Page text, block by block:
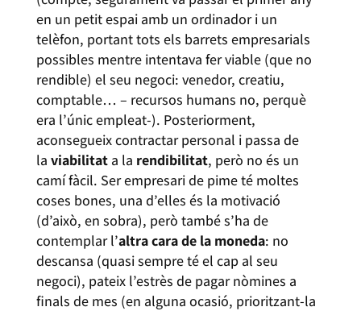
en un petit espai amb un ordinador i un
telèfon, portant tots els barrets empresarials
possibles mentre intentava fer viable (que no
rendible) el seu negoci: venedor, creatiu,
comptable… – recursos humans no, perquè
era l’únic empleat-). Posteriorment,
aconsegueix contractar personal i passa de
la viabilitata la rendibilitat, però no és un
camí fàcil. Ser empresari de pime té moltes
coses bones, una d’elles és la motivació
(d’això, en sobra), però també s’ha de
contemplar l’altra cara de la moneda: no
descansa (quasi sempre té el cap al seu
negoci), pateix l’estrès de pagar nòmines a
finals de mes (en alguna ocasió, prioritzant-la